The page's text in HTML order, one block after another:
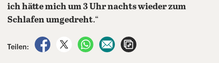
ich hätte mich um 3 Uhr nachts wieder zum
Schlafen umgedreht.“
Teilen:
auf Facebook teilen
auf X teilenper WhatsApp teilen
per E-Mail teilen